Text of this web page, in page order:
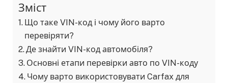
Зміст
Що таке VIN-код і чому його варто
перевіряти?
Де знайти VIN-код автомобіля?
Основні етапи перевірки авто по VIN-коду
Чому варто використовувати Carfax для